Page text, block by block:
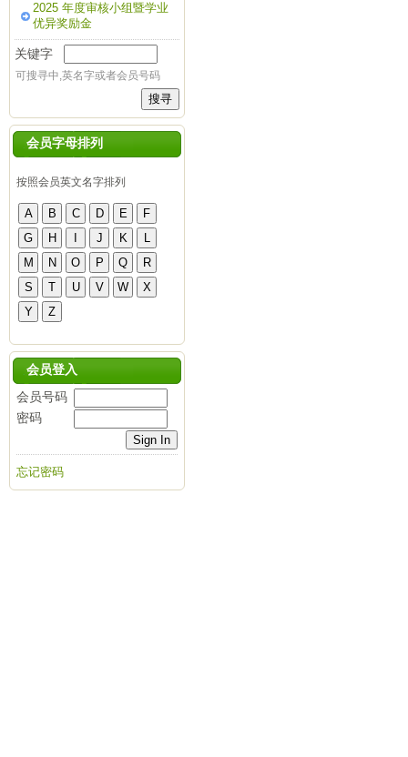
2025 年度审核小组暨学业
优异奖励金
关键字
可搜寻中,英名字或者会员号码
会员字母排列
按照会员英文名字排列
会员登入
会员号码
密码
忘记密码